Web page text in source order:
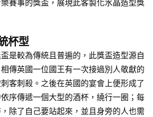
賽事的獎盃，展現此客製化水晶造型獎
杯型
是較為傳統且普遍的，此獎盃造型源自
傳英國一位國王有一次接過別人敬獻的
客刺殺。之後在英國的宴會上便形成了
序傳遞一個大型的酒杯，繞行一圈；每
除了自己要站起來，並且身旁的人也需